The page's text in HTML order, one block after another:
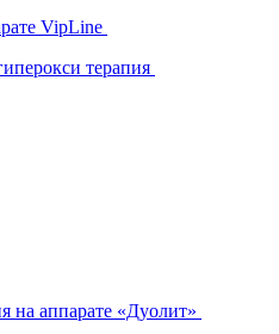
VipLine
терапия
на аппарате «Дуолит»